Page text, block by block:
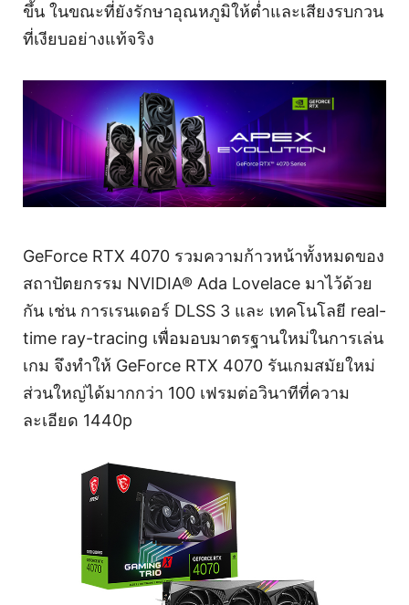
ขึ้น ในขณะที่ยังรักษาอุณหภูมิให้ต่ำและเสียงรบกวน
ที่เงียบอย่างแท้จริง
GeForce RTX 4070 รวมความก้าวหน้าทั้งหมดของ
สถาปัตยกรรม NVIDIA® Ada Lovelace มาไว้ด้วย
กัน เช่น การเรนเดอร์ DLSS 3 และ เทคโนโลยี real-
time ray-tracing เพื่อมอบมาตรฐานใหม่ในการเล่น
เกม จึงทำให้ GeForce RTX 4070 รันเกมสมัยใหม่
ส่วนใหญ่ได้มากกว่า 100 เฟรมต่อวินาทีที่ความ
ละเอียด 1440p